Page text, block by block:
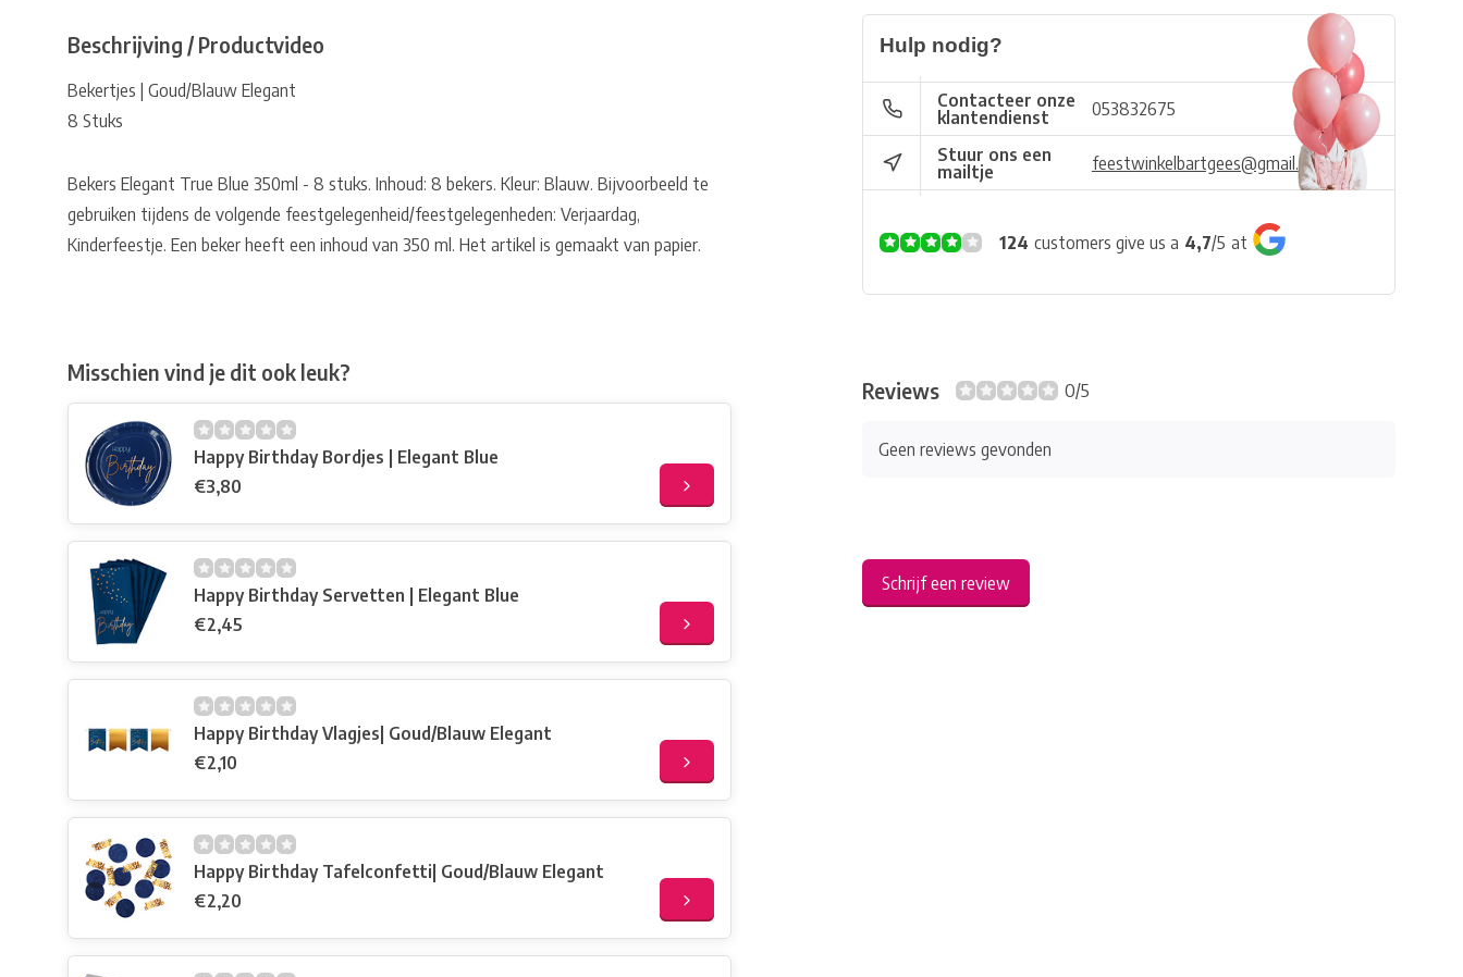
Beschrijving / Productvideo
Bekertjes | Goud/Blauw Elegant
8 Stuks
Bekers Elegant True Blue 350ml - 8 stuks. Inhoud: 8 bekers. Kleur: Blauw. Bijvoorbeeld te
gebruiken tijdens de volgende feestgelegenheid/feestgelegenheden: Verjaardag,
Kinderfeestje. Een beker heeft een inhoud van 350 ml. Het artikel is gemaakt van papier.
Misschien vind je dit ook leuk?
Happy Birthday Bordjes | Elegant Blue
€3,80
Happy Birthday Servetten | Elegant Blue
€2,45
Happy Birthday Vlagjes| Goud/Blauw Elegant
€2,10
Happy Birthday Tafelconfetti| Goud/Blauw Elegant
€2,20
Hulp nodig?
Contacteer onze
klantendienst
053832675
Stuur ons een
mailtje
feestwinkelbartgees@gmail.com
124 customers give us a 4,7/5 at
Reviews 0/5
Geen reviews gevonden
Schrijf een review